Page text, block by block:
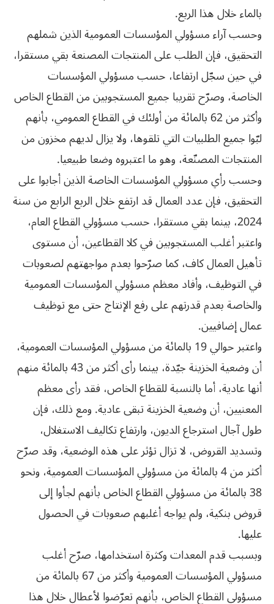
بالماء خلال هذا الربع.
وحسب آراء مسؤولي المؤسسات العمومية الذين شملهم
التحقيق، فإن الطلب على المنتجات المصنعة بقي مستقرا،
في حين سجّل ارتفاعا، حسب مسؤولي المؤسسات
الخاصة، وصرّح تقريبا جميع المستجوبين من القطاع الخاص
وأكثر من 62 بالمائة من أولئك في القطاع العمومي، بأنهم
لبّوا جميع الطلبيات التي تلقوها، ولا يزال لديهم مخزون من
المنتجات المصنّعة، وهو ما اعتبروه وضعا طبيعيا.
وحسب رأي مسؤولي المؤسسات الخاصة الذين أجابوا على
التحقيق، فإن عدد العمال قد ارتفع خلال الربع الرابع من سنة
2024، بينما بقي مستقرا، حسب مسؤولي القطاع العام،
واعتبر أغلب المستجوبين في كلا القطاعين، أن مستوى
تأهيل العمال كاف، كما صرّحوا بعدم مواجهتهم لصعوبات
في التوظيف، وأفاد معظم مسؤولي المؤسسات العمومية
والخاصة بعدم قدرتهم على رفع الإنتاج حتى مع توظيف
عمال إضافيين.
واعتبر حوالي 19 بالمائة من مسؤولي المؤسسات العمومية،
أن وضعية الخزينة جيّدة، بينما رأى أكثر من 43 بالمائة منهم
أنها عادية، أما بالنسبة للقطاع الخاص، فقد رأى معظم
المعنيين، أن وضعية الخزينة تبقى عادية. ومع ذلك، فإن
طول آجال استرجاع الديون، وارتفاع تكاليف الاستغلال،
وتسديد القروض، لا تزال تؤثر على هذه الوضعية، وقد صرّح
أكثر من 4 بالمائة من مسؤولي المؤسسات العمومية، ونحو
38 بالمائة من مسؤولي القطاع الخاص بأنهم لجأوا إلى
قروض بنكية، ولم يواجه أغلبهم صعوبات في الحصول
عليها.
وبسبب قدم المعدات وكثرة استخدامها، صرّح أغلب
مسؤولي المؤسسات العمومية وأكثر من 67 بالمائة من
مسؤولي القطاع الخاص، بأنهم تعرّضوا لأعطال خلال هذا